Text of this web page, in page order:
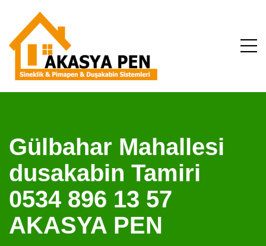
Gülbahar Mahallesi
dusakabin Tamiri
0534 896 13 57
AKASYA PEN